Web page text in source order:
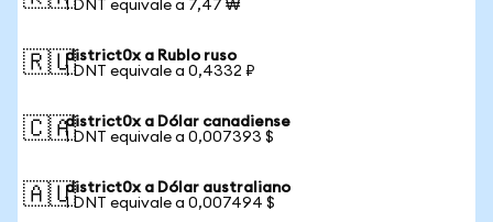
1 DNT equivale a 7,47 ₩
🇷🇺district0x a Rublo ruso
1 DNT equivale a 0,4332 ₽
🇨🇦district0x a Dólar canadiense
1 DNT equivale a 0,007393 $
🇦🇺district0x a Dólar australiano
1 DNT equivale a 0,007494 $